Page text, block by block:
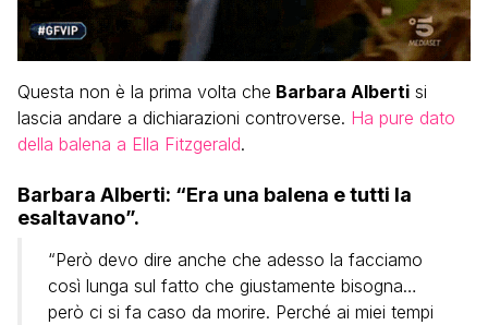
Questa non è la prima volta che Barbara Alberti si
lascia andare a dichiarazioni controverse. Ha pure dato
della balena a Ella Fitzgerald.
Barbara Alberti: “Era una balena e tutti la
esaltavano”.
“Però devo dire anche che adesso la facciamo
così lunga sul fatto che giustamente bisogna…
però ci si fa caso da morire. Perché ai miei tempi